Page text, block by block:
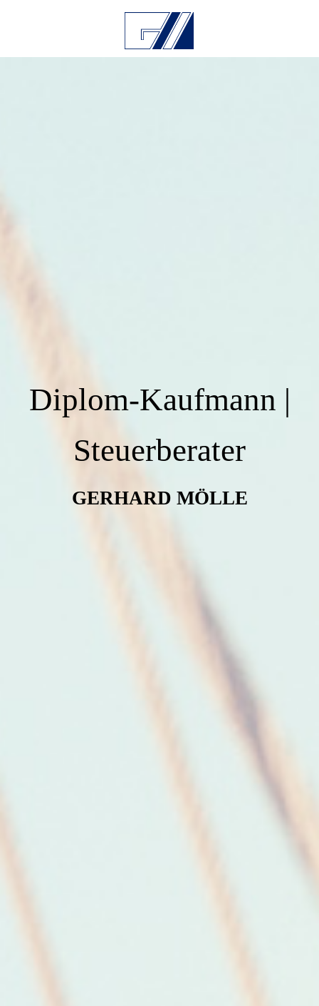
Diplom-Kaufmann |
Steuerberater
GERHARD MÖLLE